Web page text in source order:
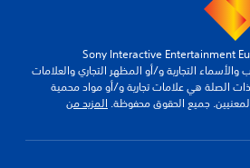
التجارية و/أو المظهر التجاري والعلامات
ذات الصلة هي علامات تجارية و/أو مواد محمية
جميع الحقوق محفوظة. المزيد من